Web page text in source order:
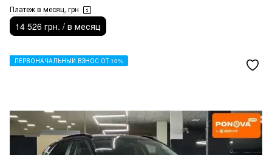
Платеж в месяц, грн
14 526 грн. / в месяц
ПЕРВОНАЧАЛЬНЫЙ ВЗНОС ОТ 10%